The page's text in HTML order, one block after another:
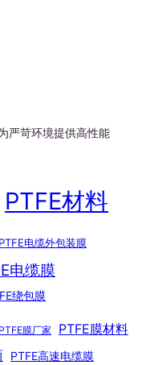
严苛环境提供高性能
PTFE材料
PTFE电缆外包装膜
电缆膜
绕包膜
PTFE膜厂家 PTFE膜材料
PTFE高速电缆膜